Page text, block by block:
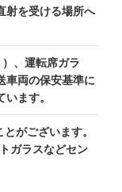
射を受ける場所へ
、運転席ガラ
車両の保安基準に
ます。
がございます。
ガラスなどセン